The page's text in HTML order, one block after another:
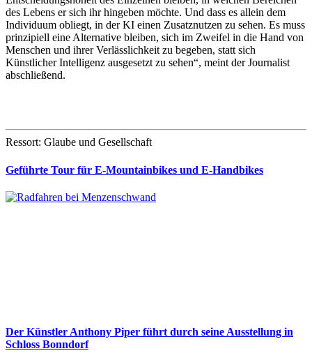
des Lebens er sich ihr hingeben möchte. Und dass es allein dem
Individuum obliegt, in der KI einen Zusatznutzen zu sehen. Es muss
prinzipiell eine Alternative bleiben, sich im Zweifel in die Hand von
Menschen und ihrer Verlässlichkeit zu begeben, statt sich
Künstlicher Intelligenz ausgesetzt zu sehen“, meint der Journalist
abschließend.
Ressort: Glaube und Gesellschaft
Geführte Tour für E-Mountainbikes und E-Handbikes
Der Künstler Anthony Piper führt durch seine Ausstellung in
Schloss Bonndorf